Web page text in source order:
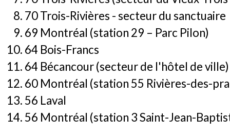
70 Trois-Rivières - secteur du sanctuaire
69 Montréal (station 29 – Parc Pilon)
64 Bois-Francs
64 Bécancour (secteur de l'hôtel de ville)
60 Montréal (station 55 Rivières-des-
56 Laval
56 Montréal (station 3 Saint-Jean-